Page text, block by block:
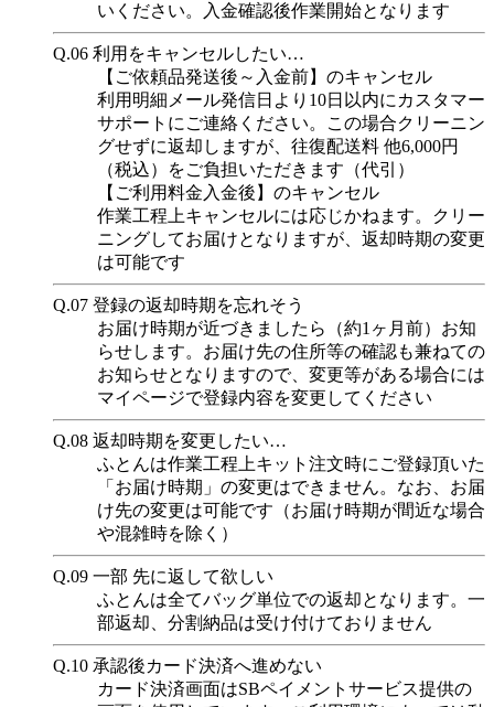
いください。入金確認後作業開始となります
Q.06 利用をキャンセルしたい…
【ご依頼品発送後～入金前】のキャンセル
利用明細メール発信日より10日以内にカスタマー
サポートにご連絡ください。この場合クリーニン
グせずに返却しますが、往復配送料 他6,000円
（税込）をご負担いただきます（代引）
【ご利用料金入金後】のキャンセル
作業工程上キャンセルには応じかねます。クリー
ニングしてお届けとなりますが、返却時期の変更
は可能です
Q.07 登録の返却時期を忘れそう
お届け時期が近づきましたら（約1ヶ月前）お知
らせします。お届け先の住所等の確認も兼ねての
お知らせとなりますので、変更等がある場合には
マイページで登録内容を変更してください
Q.08 返却時期を変更したい…
ふとんは作業工程上キット注文時にご登録頂いた
「お届け時期」の変更はできません。なお、お届
け先の変更は可能です（お届け時期が間近な場合
や混雑時を除く）
Q.09 一部 先に返して欲しい
ふとんは全てバッグ単位での返却となります。一
部返却、分割納品は受け付けておりません
Q.10 承認後カード決済へ進めない
カード決済画面はSBペイメントサービス提供の